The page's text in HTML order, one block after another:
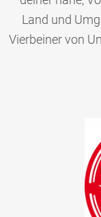
Land und
Vierbeiner von